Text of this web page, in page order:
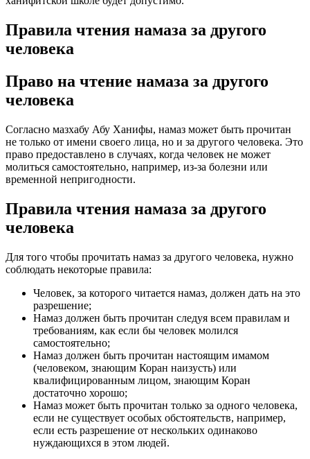
Правила чтения намаза за другого
человека
Право на чтение намаза за другого
человека
Согласно мазхабу Абу Ханифы, намаз может быть прочитан
не только от имени своего лица, но и за другого человека. Это
право предоставлено в случаях, когда человек не может
молиться самостоятельно, например, из-за болезни или
временной непригодности.
Правила чтения намаза за другого
человека
Для того чтобы прочитать намаз за другого человека, нужно
соблюдать некоторые правила:
Человек, за которого читается намаз, должен дать на это
разрешение;
Намаз должен быть прочитан следуя всем правилам и
требованиям, как если бы человек молился
самостоятельно;
Намаз должен быть прочитан настоящим имамом
(человеком, знающим Коран наизусть) или
квалифицированным лицом, знающим Коран
достаточно хорошо;
Намаз может быть прочитан только за одного человека,
если не существует особых обстоятельств, например,
если есть разрешение от нескольких одинаково
нуждающихся в этом людей.